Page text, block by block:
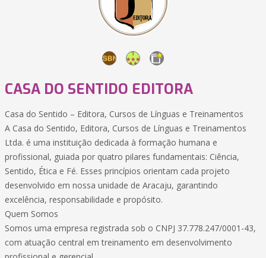
CASA DO SENTIDO EDITORA
Casa do Sentido – Editora, Cursos de Línguas e Treinamentos
A Casa do Sentido, Editora, Cursos de Línguas e Treinamentos
Ltda. é uma instituição dedicada à formação humana e
profissional, guiada por quatro pilares fundamentais: Ciência,
Sentido, Ética e Fé. Esses princípios orientam cada projeto
desenvolvido em nossa unidade de Aracaju, garantindo
excelência, responsabilidade e propósito.
Quem Somos
Somos uma empresa registrada sob o CNPJ 37.778.247/0001-43,
com atuação central em treinamento em desenvolvimento